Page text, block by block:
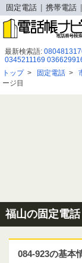
固定電話 携帯電話
最新検索語:
0345211169
03 6369 8631
05057834765
05052922191
トップ> 固定電話 >
ージ目
福山の固定電
084-923の基本